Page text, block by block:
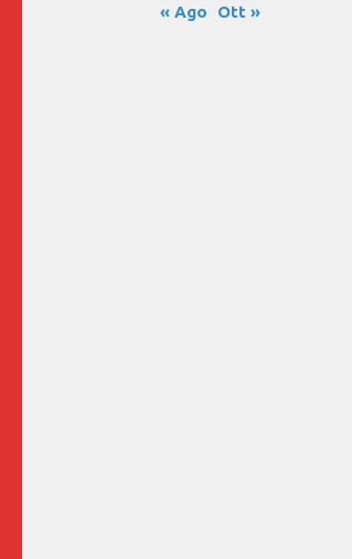
« Ago
Ott »